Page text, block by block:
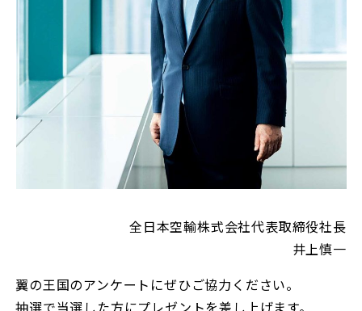
全日本空輸株式会社代表取締役社長
井上慎一
翼の王国のアンケートにぜひご協力ください。